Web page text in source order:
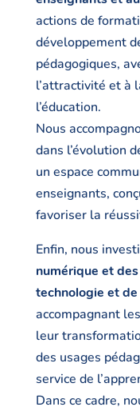
actions de
développement
pédagogiques,
l’attractivité et à
l’éducation.
Nous
dans l’évolution
un espace
enseignants,
favoriser la
Enfin, nous
numérique et
technologie et
accompagnant
leur
des usages
service de
Dans ce cadre,